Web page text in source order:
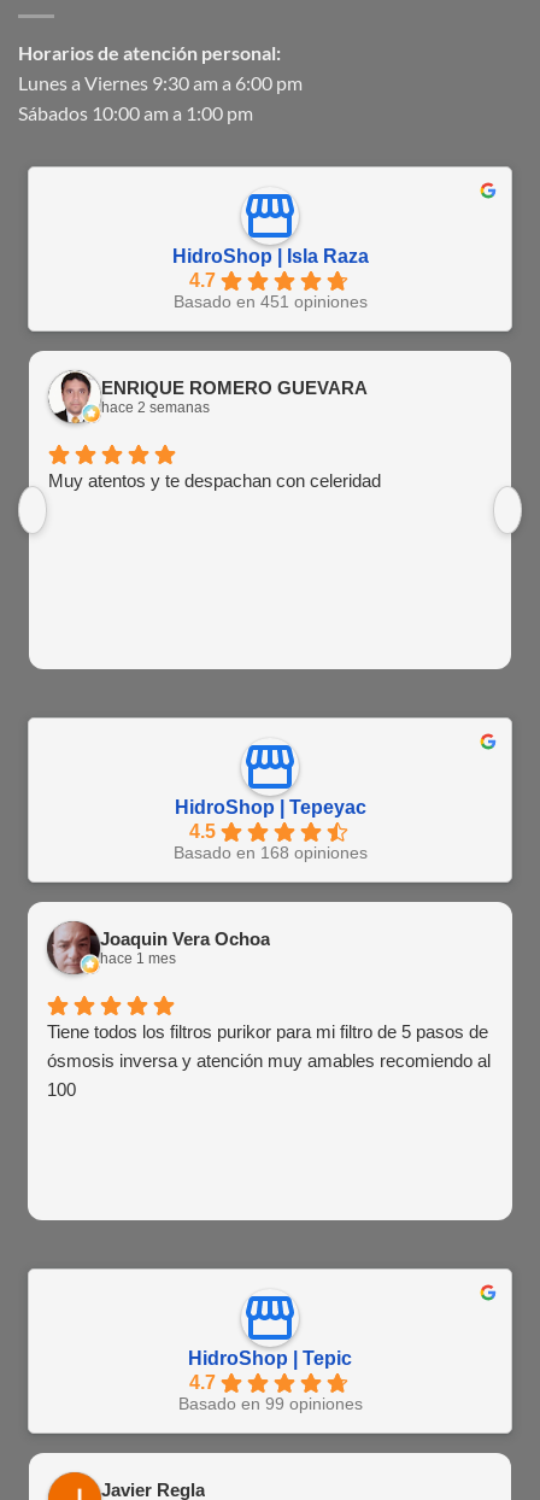
Horarios de atención personal:
Lunes a Viernes 9:30 am a 6:00 pm
Sábados 10:00 am a 1:00 pm
HidroShop | Isla Raza
4.7
Basado en 451 opiniones
ENRIQUE ROMERO GUEVARA
hace 2 semanas
Muy atentos y te despachan con celeridad
HidroShop | Tepeyac
4.5
Basado en 168 opiniones
Joaquin Vera Ochoa
hace 1 mes
Tiene todos los filtros purikor para mi filtro de 5 pasos de
ósmosis inversa y atención muy amables recomiendo al
100
HidroShop | Tepic
4.7
Basado en 99 opiniones
Javier Regla